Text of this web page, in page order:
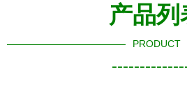
产品列
PRODUCT